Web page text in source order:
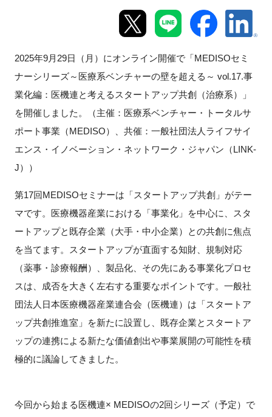
イベント
プログラム
インタビュー・コラム
ニュース・掲示板
LINK-Jを知る
特別会員
FAQ
イベントお知らせメール登録
2025年9月29日（月）にオンライン開催で「MEDISOセミ
ナーシリーズ～医療系ベンチャーの壁を超える～ vol.17.事
業化編：医機連と考えるスタートアップ共創（治療系）」
を開催しました。（主催：医療系ベンチャー・トータルサ
ポート事業（MEDISO）、共催：一般社団法人ライフサイ
エンス・イノベーション・ネットワーク・ジャパン（LINK-
J））
第17回MEDISOセミナーは「スタートアップ共創」がテー
マです。医療機器産業における「事業化」を中心に、スタ
ートアップと既存企業（大手・中小企業）との共創に焦点
を当てます。スタートアップが直面する知財、規制対応
（薬事・診療報酬）、製品化、その先にある事業化プロセ
スは、成否を大きく左右する重要なポイントです。一般社
団法人日本医療機器産業連合会（医機連）は「スタートア
ップ共創推進室」を新たに設置し、既存企業とスタートア
ップの連携による新たな価値創出や事業展開の可能性を積
極的に議論してきました。
今回から始まる医機連× MEDISOの2回シリーズ（予定）で